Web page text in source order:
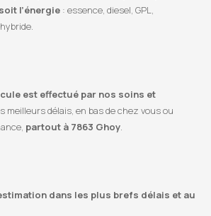
l’énergie : essence, diesel, GPL,
est effectué par nos soins et
meilleurs délais, en bas de chez vous ou
partout à 7863 Ghoy.
dans les plus brefs délais et au